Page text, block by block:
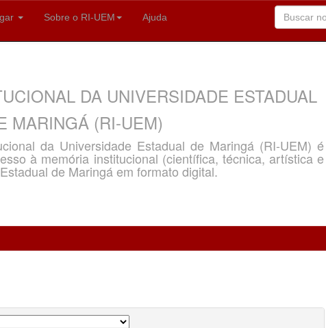
Sobre o RI-UEM Ajuda
DA UNIVERSIDADE ESTADUAL
MARINGÁ (RI-UEM)
da Universidade Estadual de Maringá (RI-UEM) é
à memória institucional (científica, técnica, artística e
de Maringá em formato digital.